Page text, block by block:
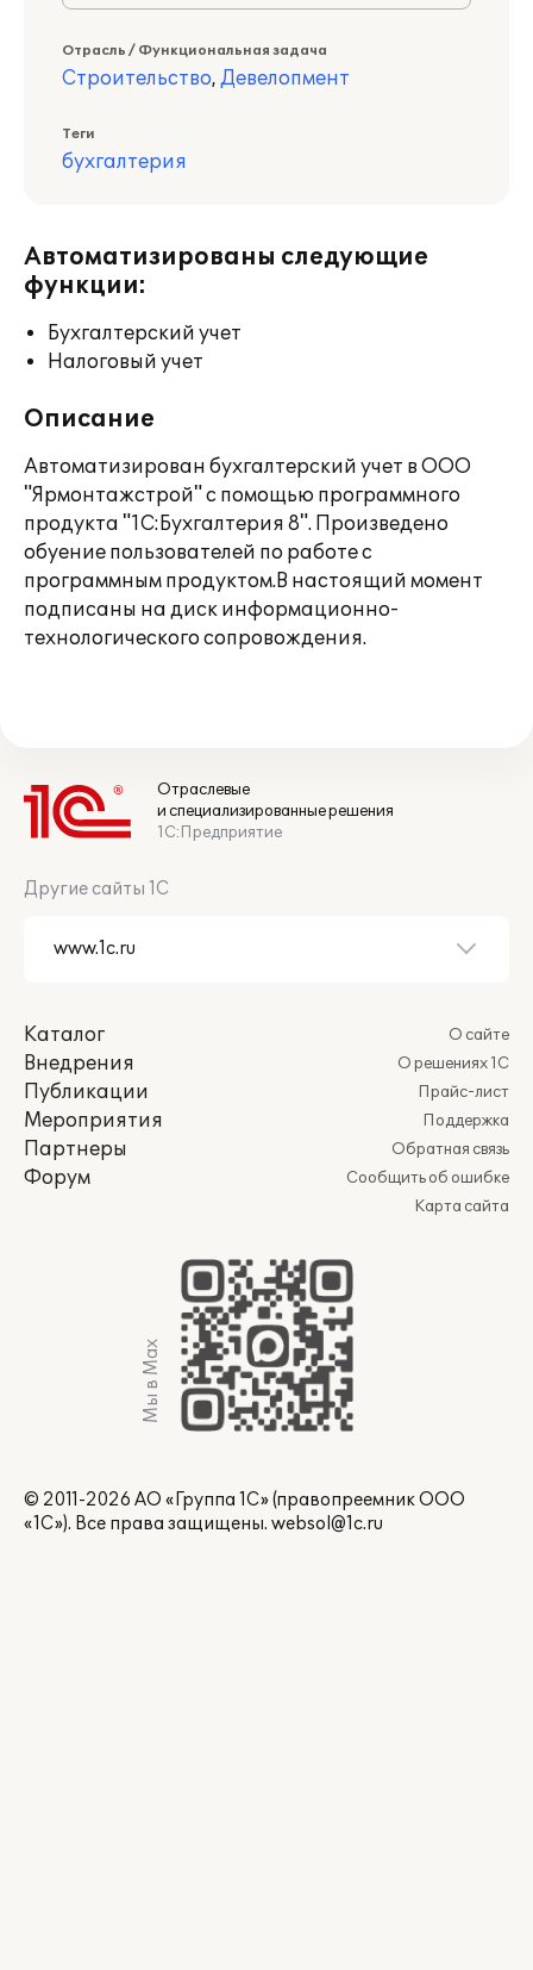
Отрасль / Функциональная задача
Строительство, Девелопмент
Теги
бухгалтерия
Автоматизированы следующие
функции:
Бухгалтерский учет
Налоговый учет
Описание
Автоматизирован бухгалтерский учет в ООО
"Ярмонтажстрой" с помощью программного
продукта "1С:Бухгалтерия 8". Произведено
обуение пользователей по работе с
программным продуктом.В настоящий момент
подписаны на диск информационно-
технологического сопровождения.
Отраслевые
и специализированные решения
1С:Предприятие
Другие сайты 1С
Каталог
Внедрения
Публикации
Мероприятия
Партнеры
Форум
О сайте
О решениях 1С
Прайс-лист
Поддержка
Обратная связь
Сообщить об ошибке
Карта сайта
Мы в Max
© 2011-2026 АО «Группа 1С» (правопреемник ООО
«1С»). Все права защищены. websol@1c.ru